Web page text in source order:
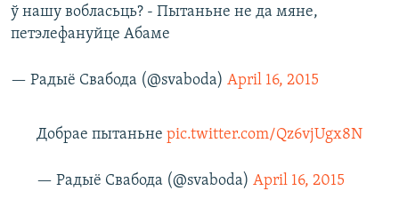
ў нашу вобласьць? - Пытаньне не да мяне,
петэлефануйце Абаме
— Радыё Свабода (@svaboda) April 16, 2015
Добрае пытаньне pic.twitter.com/Qz6vjUgx8N
— Радыё Свабода (@svaboda) April 16, 2015